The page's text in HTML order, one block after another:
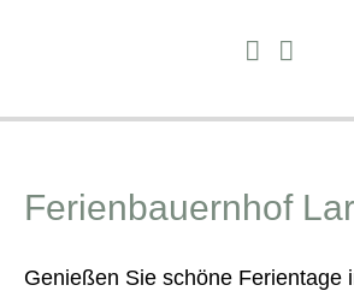
Ferienbauernhof
Genießen Sie schöne Ferientage